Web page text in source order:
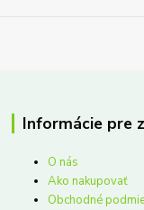
Informácie pre
O nás
Ako nakupovať
Obchodné